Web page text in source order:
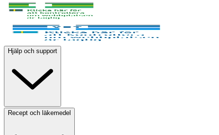
Hjälp och support
Recept och läkemedel